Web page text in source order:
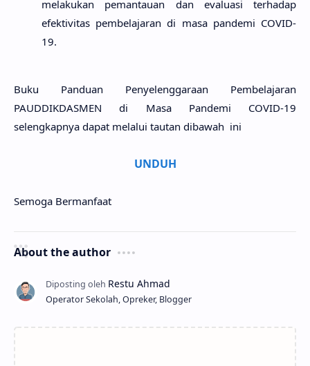
melakukan pemantauan dan evaluasi terhadap
efektivitas pembelajaran di masa pandemi COVID-
19.
Buku Panduan Penyelenggaraan Pembelajaran
PAUDDIKDASMEN di Masa Pandemi COVID-19
selengkapnya dapat melalui tautan dibawah ini
UNDUH
Semoga Bermanfaat
About the author
Operator Sekolah, Opreker, Blogger